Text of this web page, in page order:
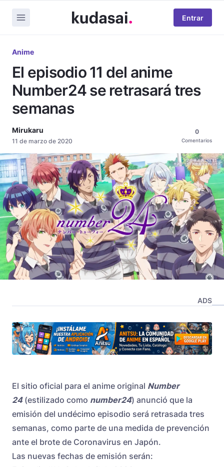
Entrar
Anime
El episodio 11 del anime
Number24 se retrasará tres
semanas
Mirukaru
11 de marzo de 2020
0
Comentarios
ADS
El sitio oficial para el anime original Number
24(estilizado como number24) anunció que la
emisión del undécimo episodio será retrasada tres
semanas, como parte de una medida de prevención
ante el brote de Coronavirus en Japón.
Las nuevas fechas de emisión serán: